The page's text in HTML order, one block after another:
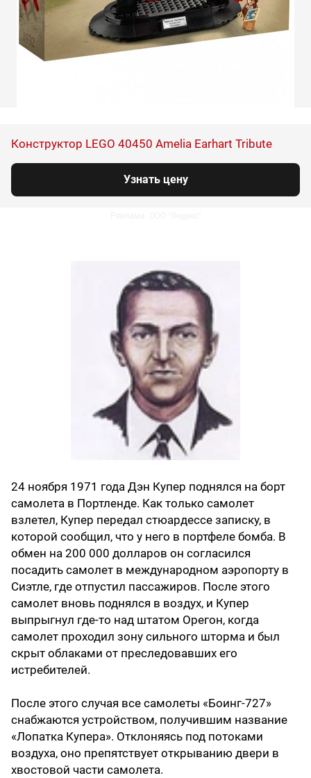
Конструктор LEGO 40450 Amelia Earhart Tribute
Узнать цену
24 ноября 1971 года Дэн Купер поднялся на борт
самолета в Портленде. Как только самолет
взлетел, Купер передал стюардессе записку, в
которой сообщил, что у него в портфеле бомба. В
обмен на 200 000 долларов он согласился
посадить самолет в международном аэропорту в
Сиэтле, где отпустил пассажиров. После этого
самолет вновь поднялся в воздух, и Купер
выпрыгнул где-то над штатом Орегон, когда
самолет проходил зону сильного шторма и был
скрыт облаками от преследовавших его
истребителей.
После этого случая все самолеты «Боинг-727»
снабжаются устройством, получившим название
«Лопатка Купера». Отклоняясь под потоками
воздуха, оно препятствует открыванию двери в
хвостовой части самолета.